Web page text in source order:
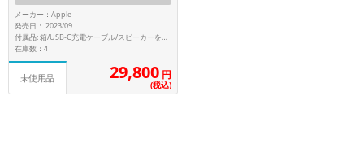
メーカー：Apple
発売日： 2023/09
付属品: 箱/USB-C充電ケーブル/スピーカーを搭載したストラップループ付きMagSafe充電ケース(USB-C)/シリコーン製イヤーチップ(XS/S/M/L)/マニュアル
在庫数：4
未使用品 29,800 円
(税込)